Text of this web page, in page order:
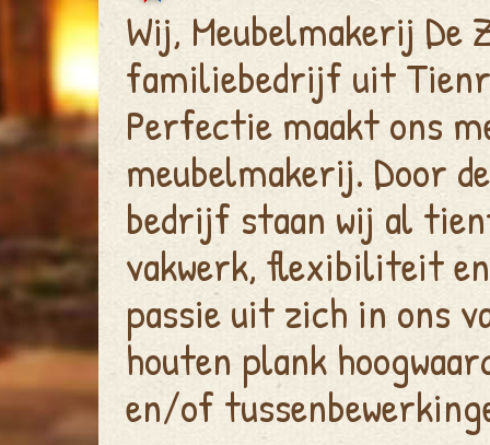
Wij, Meubelmakerij De
familiebedrijf uit
Perfectie maakt ons
meubelmakerij. Door
bedrijf staan wij al
vakwerk, flexibiliteit
passie uit zich in ons
houten plank
en/of